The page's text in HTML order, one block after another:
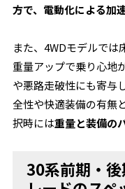
方で、電動化による加
また、4WDモデルでは
重量アップで乗り心地
や悪路走破性にも寄与
全性や快適装備の有無
択時には重量と装備の
30系前期・